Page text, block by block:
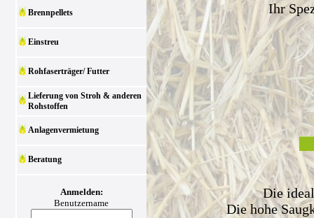
Brennpellets
Einstreu
Rohfaserträger/ Futter
Lieferung von Stroh & anderen
Rohstoffen
Anlagenvermietung
Beratung
Anmelden:
Benutzername
Ihr
Die
Die hohe